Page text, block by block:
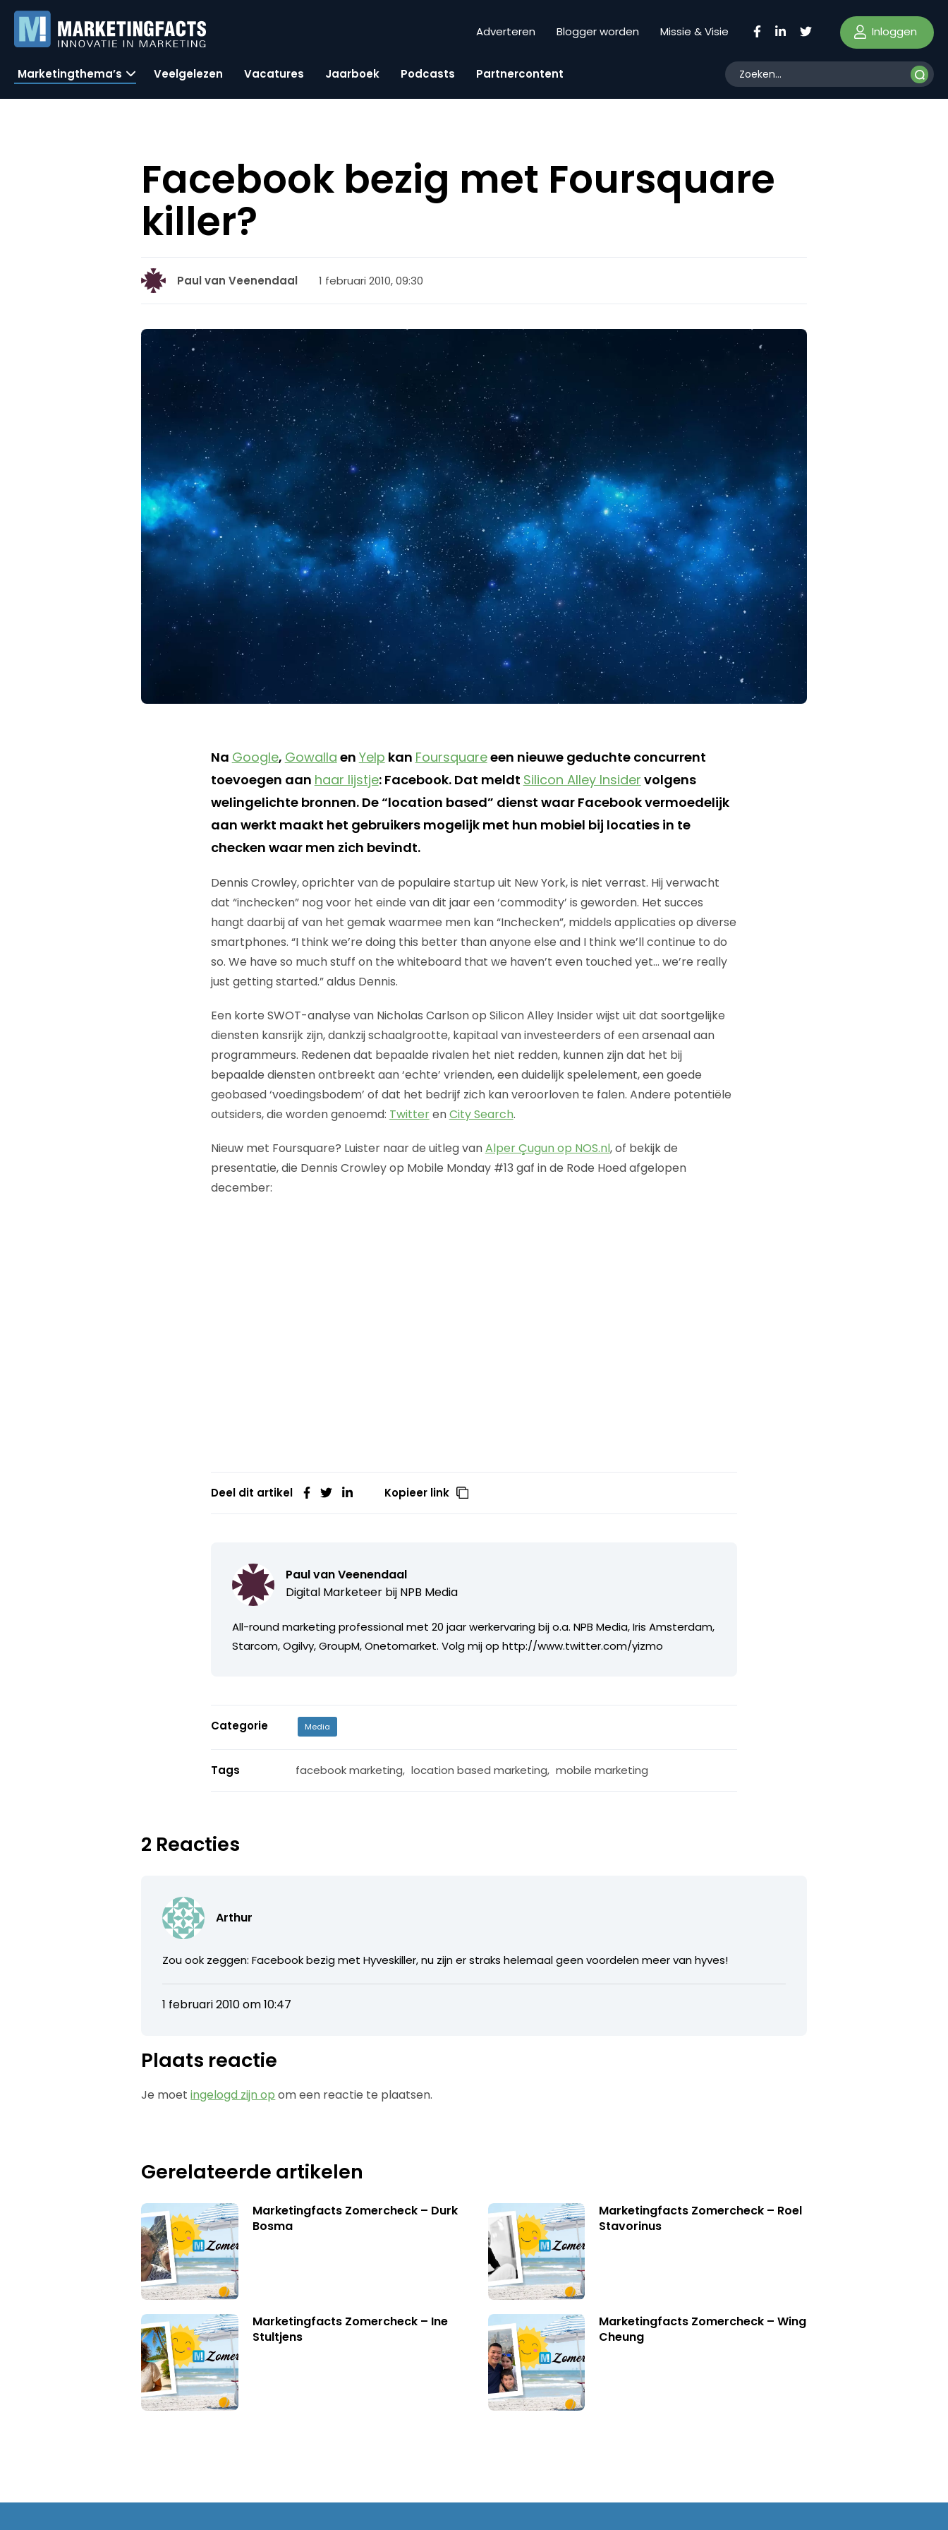
Adverteren Blogger worden Missie & Visie Inloggen
Marketingthema’s Veelgelezen Vacatures Jaarboek Podcasts Partnercontent
Facebook bezig met Foursquare
killer?
Paul van Veenendaal 1 februari 2010, 09:30
Na Google, Gowalla en Yelp kan Foursquareeen nieuwe geduchte concurrent
toevoegen aan haar lijstje: Facebook. Dat meldt Silicon Alley Insider volgens
welingelichte bronnen. De “location based” dienst waar Facebook vermoedelijk
aan werkt maakt het gebruikers mogelijk met hun mobiel bij locaties in te
checken waar men zich bevindt.
Dennis Crowley, oprichter van de populaire startup uit New York, is niet verrast. Hij verwacht
dat “inchecken” nog voor het einde van dit jaar een ‘commodity’ is geworden. Het succes
hangt daarbij af van het gemak waarmee men kan “Inchecken”, middels applicaties op diverse
smartphones. “I think we’re doing this better than anyone else and I think we’ll continue to do
so. We have so much stuff on the whiteboard that we haven’t even touched yet… we’re really
just getting started.” aldus Dennis.
Een korte SWOT-analyse van Nicholas Carlson op Silicon Alley Insider wijst uit dat soortgelijke
diensten kansrijk zijn, dankzij schaalgrootte, kapitaal van investeerders of een arsenaal aan
programmeurs. Redenen dat bepaalde rivalen het niet redden, kunnen zijn dat het bij
bepaalde diensten ontbreekt aan ‘echte’ vrienden, een duidelijk spelelement, een goede
geobased ‘voedingsbodem’ of dat het bedrijf zich kan veroorloven te falen. Andere potentiële
outsiders, die worden genoemd: TwitterenCity Search.
Nieuw met Foursquare? Luister naar de uitleg vanAlper Çugun op NOS.nl, of bekijk de
presentatie, die Dennis Crowley op Mobile Monday #13 gaf in de Rode Hoed afgelopen
december:
Deel dit artikel Kopieer link
Paul van Veenendaal
Digital Marketeer bij NPB Media
All-round marketing professional met 20 jaar werkervaring bij o.a. NPB Media, Iris Amsterdam,
Starcom, Ogilvy, GroupM, Onetomarket. Volg mij op http://www.twitter.com/yizmo
Categorie Media
Tags facebook marketing, location based marketing, mobile marketing
2 Reacties
Arthur
Zou ook zeggen: Facebook bezig met Hyveskiller, nu zijn er straks helemaal geen voordelen meer van hyves!
1 februari 2010 om 10:47
Plaats reactie
Je moetingelogd zijn op om een reactie te plaatsen.
Gerelateerde artikelen
Marketingfacts Zomercheck – Durk
Bosma
Marketingfacts Zomercheck – Roel
Stavorinus
Marketingfacts Zomercheck – Ine
Stultjens
Marketingfacts Zomercheck – Wing
Cheung